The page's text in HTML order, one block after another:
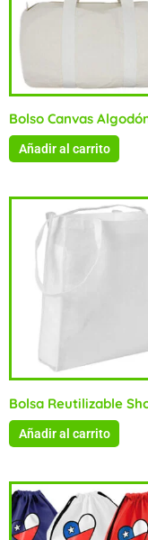
Bolso Canvas
Añadir al carrito
Bolsa Reutilizable
Añadir al carrito